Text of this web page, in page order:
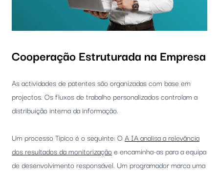
Cooperação Estruturada na Empresa
As actividades de patentes são organizadas com base em
projectos. Os fluxos de trabalho personalizados controlam a
distribuição interna da informação.
Um processo Típico é o seguinte: O A IA analisa a relevância
dos resultados da monitorizaçãoe encaminha-as para a equipa
de desenvolvimento responsável. Um programador marca uma